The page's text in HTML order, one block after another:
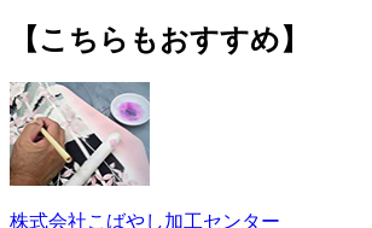
【こちらもおすすめ】
株式会社こばやし加工センター